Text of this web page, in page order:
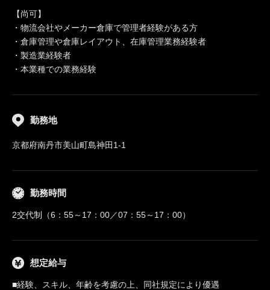
【尚可】
・物流会社やメーカー倉庫で管理者経験がある方
・倉庫管理や倉庫レイアウト、在庫管理業務経験者
・製造業経験者
・本業種での業務経験
勤務地
京都府南丹市美山町島神田1-1
勤務時間
2交代制（6：55～17：00／07：55～17：00）
想定給与
■経験、スキル、年齢を考慮の上、同社規定により優遇